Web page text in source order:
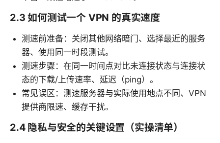
2.3 如何测试一个 VPN 的真实速度
测速前准备：关闭其他网络暗门、选择最近的服务
器、使用同一时段测试。
测速步骤：在同一时间点对比未连接状态与连接状
态的下载/上传速率、延迟（ping）。
常见误区：测速服务器与实际使用地点不同、VPN
提供商限速、缓存干扰。
2.4 隐私与安全的关键设置（实操清单）